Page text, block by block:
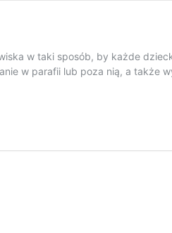
w taki sposób, by każde
w parafii lub poza nią, a także